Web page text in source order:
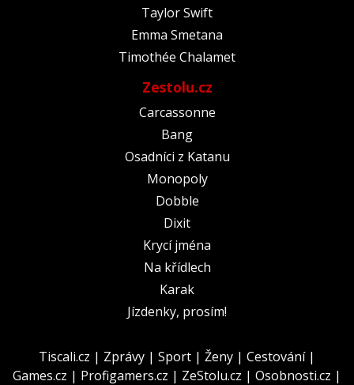
Taylor Swift
Emma Smetana
Timothée Chalamet
Zestolu.cz
Carcassonne
Bang
Osadníci z Katanu
Monopoly
Dobble
Dixit
Krycí jména
Na křídlech
Karak
Jízdenky, prosím!
Tiscali.cz | Zprávy | Sport | Ženy | Cestování|
Games.cz | Profigamers.cz | ZeStolu.cz | Osobnosti.cz |